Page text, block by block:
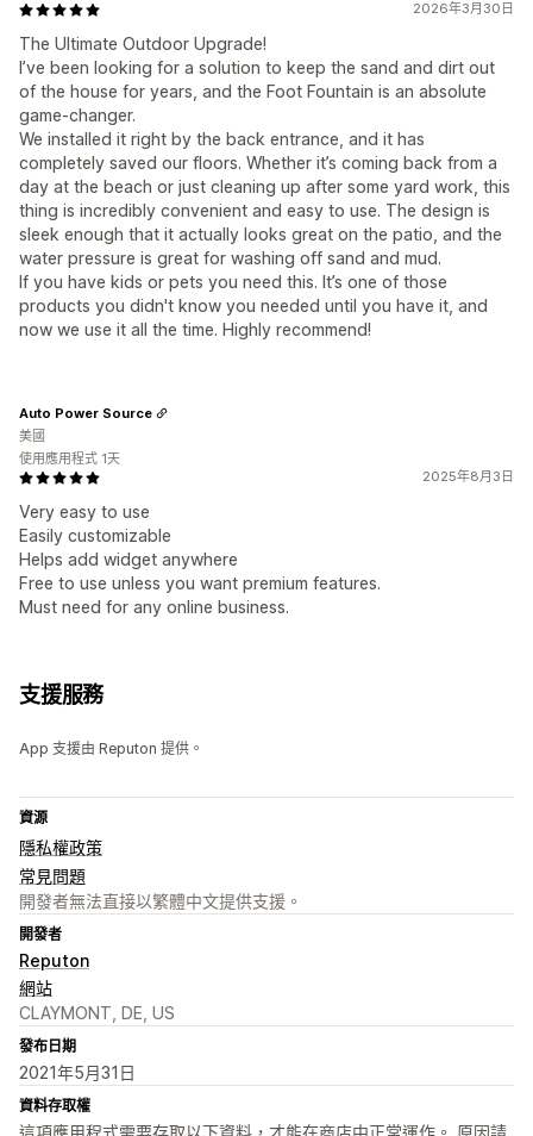
2026年3月30日
The Ultimate Outdoor Upgrade!
I’ve been looking for a solution to keep the sand and dirt out
of the house for years, and the Foot Fountain is an absolute
game-changer.
We installed it right by the back entrance, and it has
completely saved our floors. Whether it’s coming back from a
day at the beach or just cleaning up after some yard work, this
thing is incredibly convenient and easy to use. The design is
sleek enough that it actually looks great on the patio, and the
water pressure is great for washing off sand and mud.
If you have kids or pets you need this. It’s one of those
products you didn't know you needed until you have it, and
now we use it all the time. Highly recommend!
2025年8月3日
Very easy to use
Easily customizable
Helps add widget anywhere
Free to use unless you want premium features.
Must need for any online business.
Auto Power Source
美國
使用應用程式 1天
支援服務
App 支援由 Reputon 提供。
資源
隱私權政策
常見問題
開發者無法直接以繁體中文提供支援。
開發者
Reputon
網站
CLAYMONT, DE, US
發布日期
2021年5月31日
資料存取權